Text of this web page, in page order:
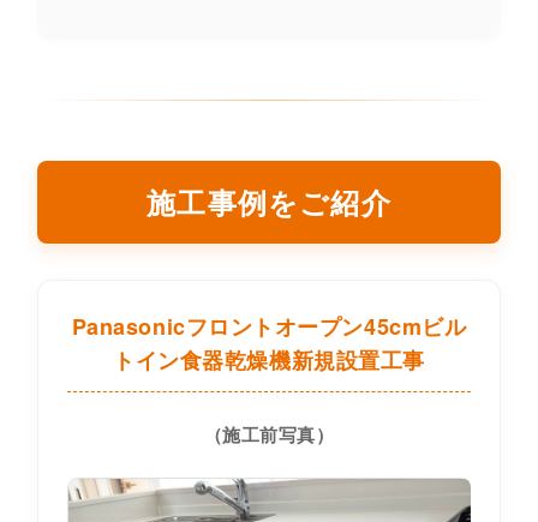
施工事例をご紹介
Panasonicフロントオープン45cmビル
トイン食器乾燥機新規設置工事
（施工前写真）